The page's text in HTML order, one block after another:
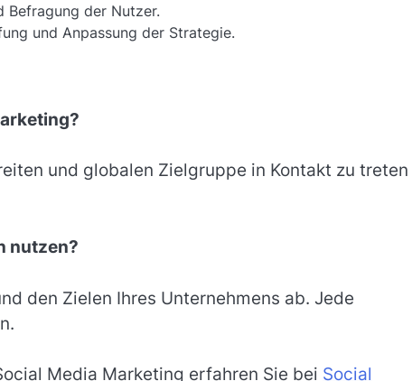
Befragung der Nutzer.
und Anpassung der Strategie.
und globalen Zielgruppe in Kontakt zu treten
nutzen?
den Zielen Ihres Unternehmens ab. Jede
Media Marketing erfahren Sie bei Social